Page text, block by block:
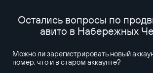
Остались вопросы по
авито в Набережных
Можно ли зарегистрировать новый
номер, что и в старом аккаунте?